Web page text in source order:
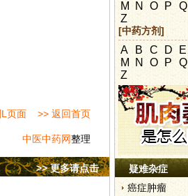
页面 >> 返回首页
中医中药网整理
>> 更多请点击
M N O P Q
Z
[中药方剂]
A B C D E
M N O P Q
Z
疑难杂症
癌症肿瘤